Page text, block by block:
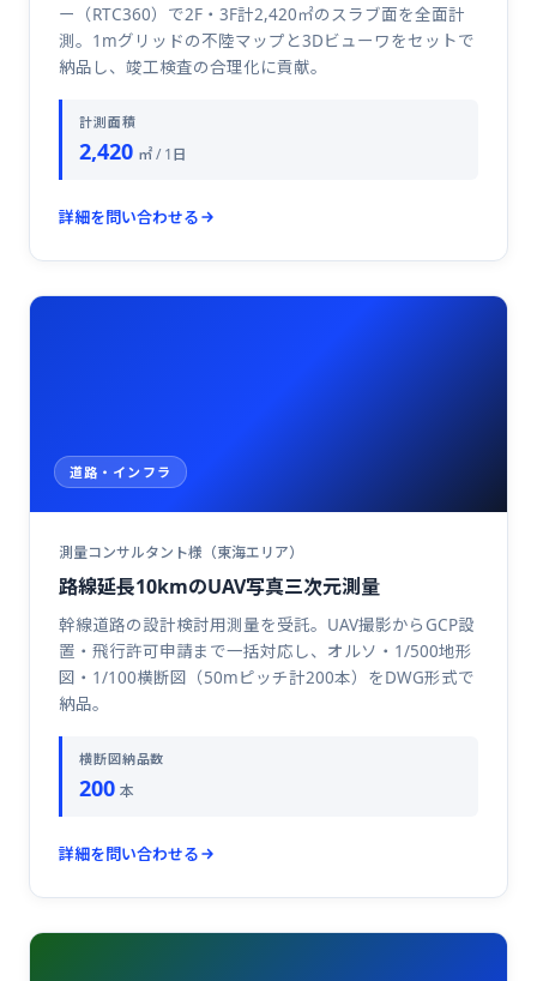
ー（RTC360）で2F・3F計2,420㎡のスラブ面を全面計
測。1mグリッドの不陸マップと3Dビューワをセットで
納品し、竣工検査の合理化に貢献。
計測面積
2,420 ㎡ / 1日
詳細を問い合わせる
道路・インフラ
測量コンサルタント様（東海エリア）
路線延長10kmのUAV写真三次元測量
幹線道路の設計検討用測量を受託。UAV撮影からGCP設
置・飛行許可申請まで一括対応し、オルソ・1/500地形
図・1/100横断図（50mピッチ計200本）をDWG形式で
納品。
横断図納品数
200 本
詳細を問い合わせる